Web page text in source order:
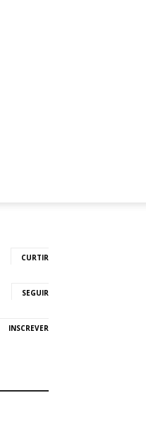
CURTIR
SEGUIR
INSCREVER